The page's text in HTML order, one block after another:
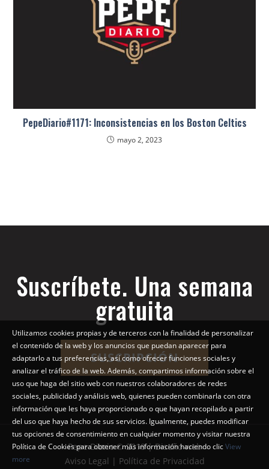
PepeDiario#1171: Inconsistencias en los Boston Celtics
mayo 2, 2023
Suscríbete. Una semana
gratuita
SUSCRIPCIÓN
Pepe Diario © 2018 | Diseño web
Aviso Legal | Política de Privacidad
Utilizamos cookies propias y de terceros con la finalidad de personalizar
el contenido de la web y los anuncios que puedan aparecer para
adaptarlo a tus preferencias, así como ofrecer funciones sociales y
analizar el tráfico de la web. Además, compartimos información sobre el
uso que haga del sitio web con nuestros colaboradores de redes
sociales, publicidad y análisis web, quienes pueden combinarla con otra
información que les haya proporcionado o que hayan recopilado a partir
del uso que haya hecho de sus servicios. Igualmente, puedes modificar
tus opciones de consentimiento en cualquier momento y visitar nuestra
Política de Cookies para obtener más información haciendo clicView
more